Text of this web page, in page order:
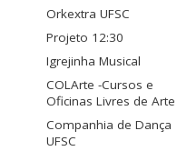
Orkextra UFSC
Projeto 12:30
Igrejinha Musical
COLArte -Cursos e
Oficinas Livres de Arte
Companhia de Dança
UFSC